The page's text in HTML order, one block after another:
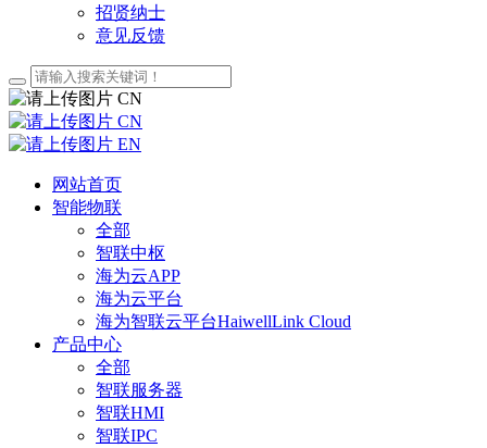
招贤纳士
意见反馈
CN
CN
EN
网站首页
智能物联
全部
智联中枢
海为云APP
海为云平台
海为智联云平台HaiwellLink Cloud
产品中心
全部
智联服务器
智联HMI
智联IPC